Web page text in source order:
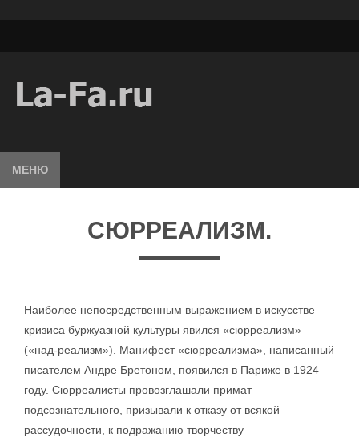
МЕНЮ
СЮРРЕАЛИЗМ.
Наиболее непосредственным выражением в искусстве
кризиса буржуазной культуры явился «сюрреализм»
(«над-реализм»). Манифест «сюрреализма», написанный
писателем Андре Бретоном, появился в Париже в 1924
году. Сюрреалисты провозглашали примат
подсознательного, призывали к отказу от всякой
рассудочности, к подражанию творчеству